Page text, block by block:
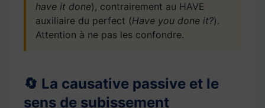
have it done), contrairement au HAVE
auxiliaire du perfect (Have you done it?).
Attention à ne pas les confondre.
🔄 La causative passive et le
sens de subissement